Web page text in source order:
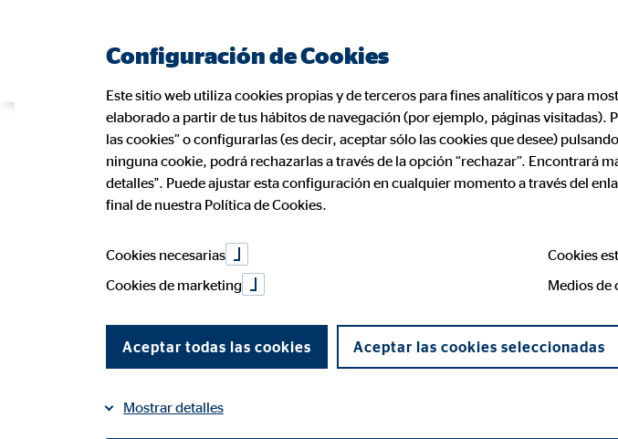
Ayudas familiares en
beneficios,
compartir en LinkedIn
Configuración de Cookies
Este sitio web utiliza cookies propias y de terceros para fines analíticos y para
elaborado a partir de tus hábitos de navegación (por ejemplo, páginas visitadas).
las cookies” o configurarlas (es decir, aceptar sólo las cookies que desee)
ninguna cookie, podrá rechazarlas a través de la opción “rechazar”. Encontrará
detalles". Puede ajustar esta configuración en cualquier momento a través del
final de nuestra Política de Cookies.
Cookies necesarias
Cookies
Cookies de marketing
Medios de
Aceptar todas las cookies Aceptar las cookies seleccionadas
Mostrar detalles